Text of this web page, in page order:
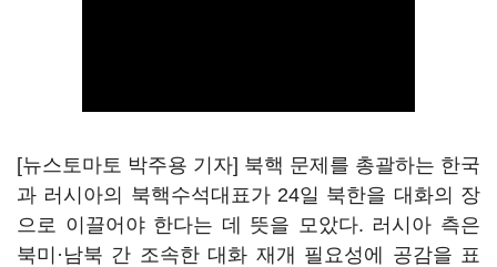
[뉴스토마토 박주용 기자] 북핵 문제를 총괄하는 한국
과 러시아의 북핵수석대표가 24일 북한을 대화의 장
으로 이끌어야 한다는 데 뜻을 모았다. 러시아 측은
북미·남북 간 조속한 대화 재개 필요성에 공감을 표